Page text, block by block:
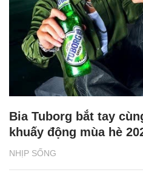
NHỊP SỐNG
Bia Tuborg bắt tay
khuấy động mùa hè